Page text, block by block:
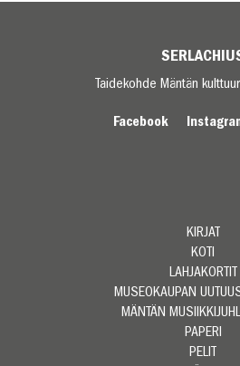
Taidekohde Mäntän
Facebook
KIRJAT
KOTI
LAHJAKORTIT
MUSEOKAUPAN
MÄNTÄN
PAPERI
PELIT